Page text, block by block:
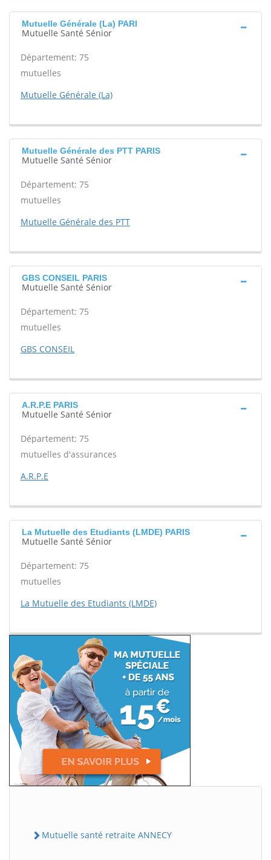
Mutuelle Générale (La) PARI
Mutuelle Santé Sénior
Département: 75
mutuelles
Mutuelle Générale (La)
Mutuelle Générale des PTT PARIS
Mutuelle Santé Sénior
Département: 75
mutuelles
Mutuelle Générale des PTT
GBS CONSEIL PARIS
Mutuelle Santé Sénior
Département: 75
mutuelles
GBS CONSEIL
A.R.P.E PARIS
Mutuelle Santé Sénior
Département: 75
mutuelles d'assurances
A.R.P.E
La Mutuelle des Etudiants (LMDE) PARIS
Mutuelle Santé Sénior
Département: 75
mutuelles
La Mutuelle des Etudiants (LMDE)
Mutuelle santé retraite ANNECY